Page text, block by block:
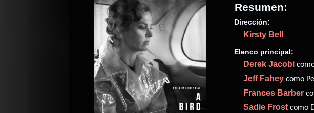
Resumen:
Dirección:
Kirsty Bell
Elenco principal:
Derek Jacobi
Jeff Fahey como
Frances Barber
Sadie Frostcomo